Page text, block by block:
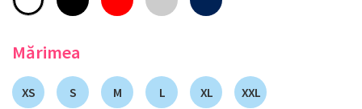
Mărimea
XS S M L XL XXL